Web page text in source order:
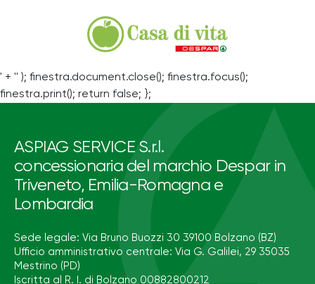
' + '' ); finestra.document.close(); finestra.focus();
finestra.print(); return false; };
ASPIAG SERVICE S.r.l.
concessionaria del marchio Despar in
Triveneto, Emilia-Romagna e
Lombardia
Sede legale: Via Bruno Buozzi 30 39100 Bolzano (BZ)
Ufficio amministrativo centrale: Via G. Galilei, 29 35035
Mestrino (PD)
Iscritta al R. I. di Bolzano 00882800212